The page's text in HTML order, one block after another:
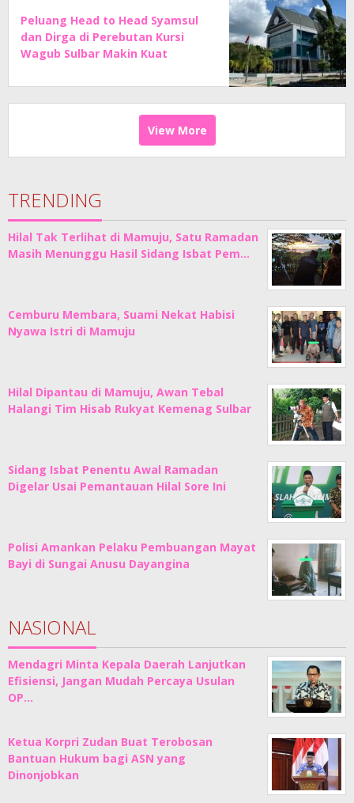
Peluang Head to Head Syamsul
dan Dirga di Perebutan Kursi
Wagub Sulbar Makin Kuat
View More
TRENDING
Hilal Tak Terlihat di Mamuju, Satu Ramadan
Masih Menunggu Hasil Sidang Isbat Pem…
Cemburu Membara, Suami Nekat Habisi
Nyawa Istri di Mamuju
Hilal Dipantau di Mamuju, Awan Tebal
Halangi Tim Hisab Rukyat Kemenag Sulbar
Sidang Isbat Penentu Awal Ramadan
Digelar Usai Pemantauan Hilal Sore Ini
Polisi Amankan Pelaku Pembuangan Mayat
Bayi di Sungai Anusu Dayangina
NASIONAL
Mendagri Minta Kepala Daerah Lanjutkan
Efisiensi, Jangan Mudah Percaya Usulan
OP…
Ketua Korpri Zudan Buat Terobosan
Bantuan Hukum bagi ASN yang
Dinonjobkan